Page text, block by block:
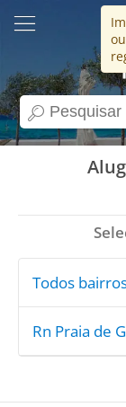
search
Todos
Rn Praia de